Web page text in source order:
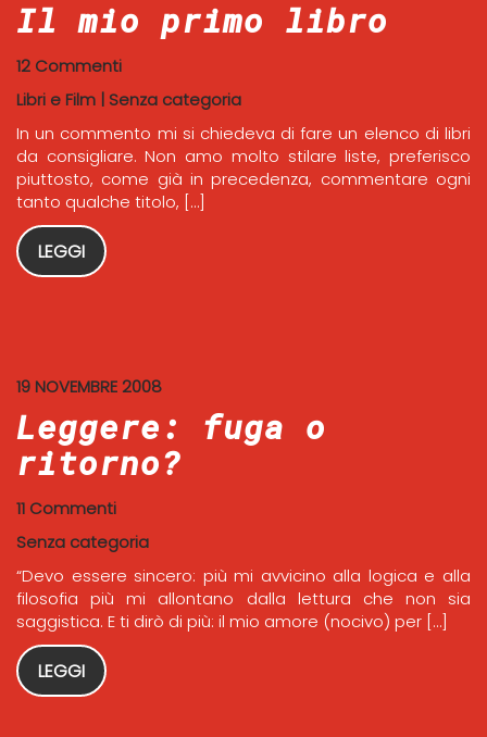
Il mio primo libro
12 Commenti
Libri e Film | Senza categoria
In un commento mi si chiedeva di fare un elenco di libri
da consigliare. Non amo molto stilare liste, preferisco
piuttosto, come già in precedenza, commentare ogni
tanto qualche titolo, […]
LEGGI
19 NOVEMBRE 2008
Leggere: fuga o
ritorno?
11 Commenti
Senza categoria
“Devo essere sincero: più mi avvicino alla logica e alla
filosofia più mi allontano dalla lettura che non sia
saggistica. E ti dirò di più: il mio amore (nocivo) per […]
LEGGI